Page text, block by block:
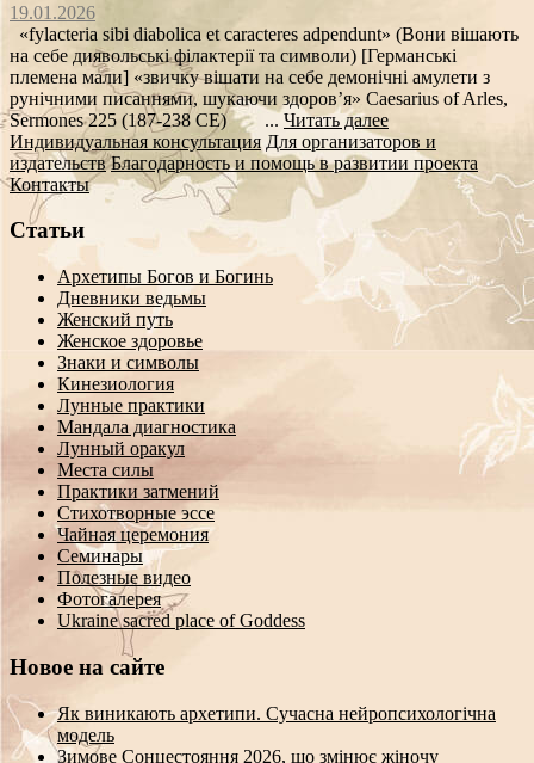
19.01.2026
«fylacteria sibi diabolica et caracteres adpendunt» (Вони вішають
на себе диявольські філактерії та символи) [Германські
племена мали] «звичку вішати на себе демонічні амулети з
рунічними писаннями, шукаючи здоров’я» Caesarius of Arles,
Sermones 225 (187-238 CE) ... Читать далее
Индивидуальная консультация Для организаторов и
издательств Благодарность и помощь в развитии проекта
Контакты
Статьи
Архетипы Богов и Богинь
Дневники ведьмы
Женский путь
Женское здоровье
Знаки и символы
Кинезиология
Лунные практики
Мандала диагностика
Лунный оракул
Места силы
Практики затмений
Стихотворные эссе
Чайная церемония
Семинары
Полезные видео
Фотогалерея
Ukraine sacred place of Goddess
Новое на сайте
Як виникають архетипи. Сучасна нейропсихологічна
модель
Зимове Сонцестояння 2026, що змінює жіночу